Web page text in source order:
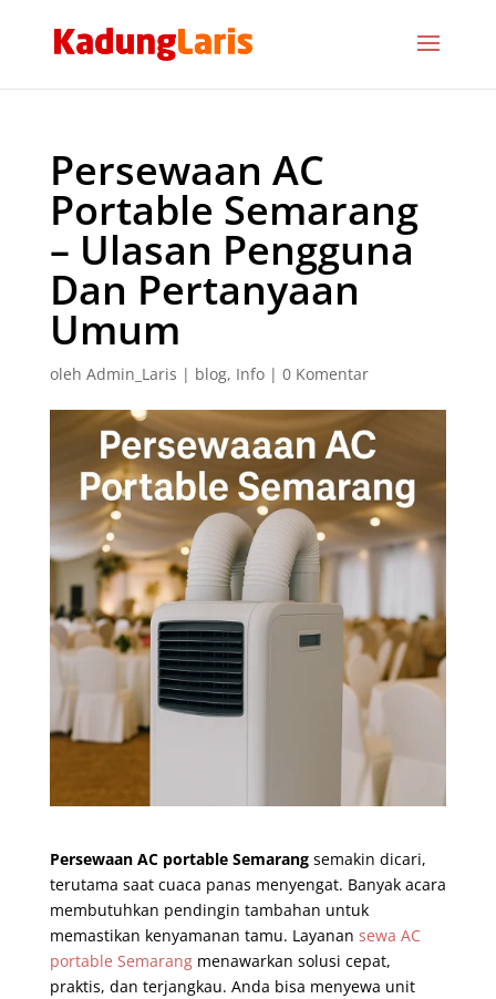
Persewaan AC
Portable Semarang
– Ulasan Pengguna
Dan Pertanyaan
Umum
oleh Admin_Laris | blog, Info| 0 Komentar
Persewaan AC portable Semarangsemakin dicari,
terutama saat cuaca panas menyengat. Banyak acara
membutuhkan pendingin tambahan untuk
memastikan kenyamanan tamu. Layanan sewa AC
portable Semarangmenawarkan solusi cepat,
praktis, dan terjangkau. Anda bisa menyewa unit